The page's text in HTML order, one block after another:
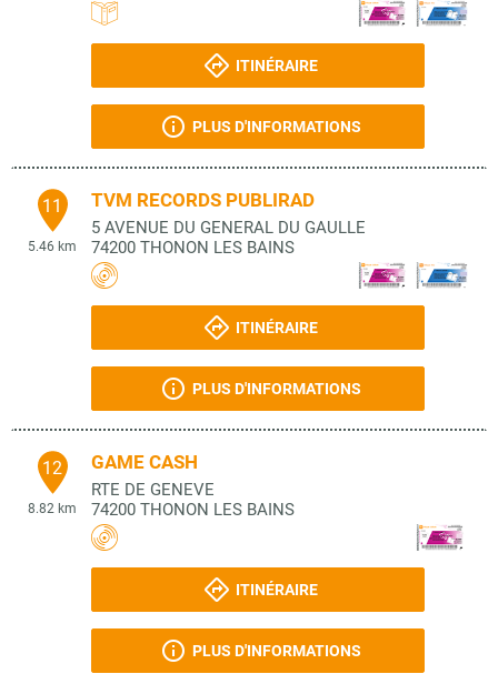
ITINÉRAIRE
PLUS D'INFORMATIONS
11
5.46 km
TVM RECORDS PUBLIRAD
5 AVENUE DU GENERAL DU GAULLE
74200 THONON LES BAINS
ITINÉRAIRE
PLUS D'INFORMATIONS
12
8.82 km
GAME CASH
RTE DE GENEVE
74200 THONON LES BAINS
ITINÉRAIRE
PLUS D'INFORMATIONS